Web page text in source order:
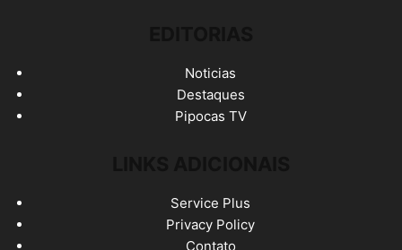
Noticias
Destaques
Pipocas TV
Service Plus
Privacy Policy
Contato